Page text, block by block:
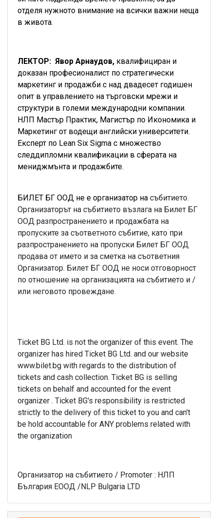
отделя нужното внимание на всички важни неща
в живота.
ЛЕКТОР: Явор Арнаудов, квалифициран и
доказан професионалист по стратегически
маркетинг и продажби с над двадесет годишен
опит в управлението на търговски мрежи и
структури в големи международни компании.
НЛП Мастър Практик, Магистър по Икономика и
Маркетинг от водещи английски университети.
Експерт по Lean Six Sigma с множество
следдипломни квалификации в сферата на
мениджмънта и продажбите.
БИЛЕТ БГ ООД не е организатор на събитието.
Организаторът на събитието възлага на Билет БГ
ООД разпространението и продажбата на
пропуските за съответното събитие, като при
разпространението на пропуски Билет БГ ООД
продава от името и за сметка на съответния
Организатор. Билет БГ ООД не носи отговорност
по отношение на организацията на събитието и /
или неговото провеждане.
Ticket BG Ltd. is not the organizer of this event. The
organizer has hired Ticket BG Ltd. and our website
www.bilet.bg with regards to the distribution of
tickets and cash collection. Ticket BG is selling
tickets on behalf and accounted for the event
organizer . Ticket BG's responsibility is restricted
strictly to the delivery of this ticket to you and can't
be hold accountable for ANY problems related with
the organization
Организатор на събитието / Promoter : НЛП
България ЕООД /NLP Bulgaria LTD